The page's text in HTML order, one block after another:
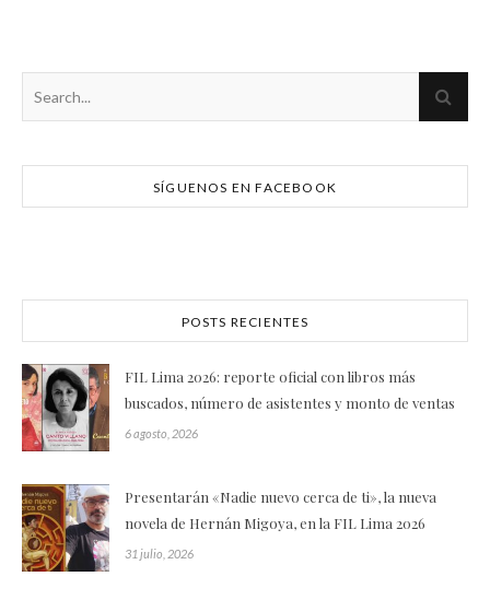
SÍGUENOS EN FACEBOOK
POSTS RECIENTES
FIL Lima 2026: reporte oficial con libros más
buscados, número de asistentes y monto de ventas
6 agosto, 2026
Presentarán «Nadie nuevo cerca de ti», la nueva
novela de Hernán Migoya, en la FIL Lima 2026
31 julio, 2026